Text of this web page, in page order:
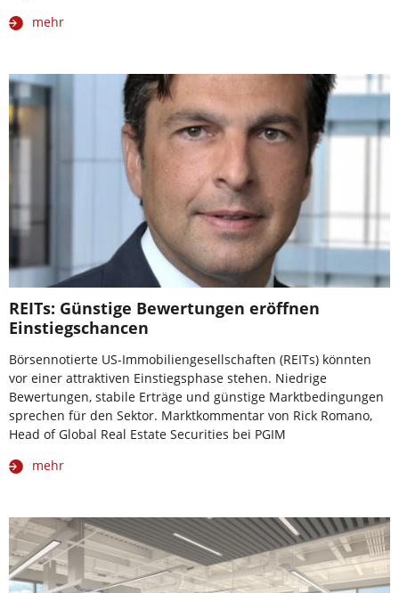
mehr
REITs: Günstige Bewertungen eröffnen
Einstiegschancen
Börsennotierte US-Immobiliengesellschaften (REITs) könnten
vor einer attraktiven Einstiegsphase stehen. Niedrige
Bewertungen, stabile Erträge und günstige Marktbedingungen
sprechen für den Sektor. Marktkommentar von Rick Romano,
Head of Global Real Estate Securities bei PGIM
mehr